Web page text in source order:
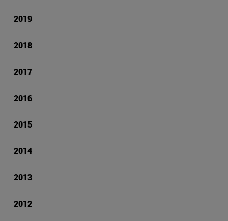
2019
2018
2017
2016
2015
2014
2013
2012